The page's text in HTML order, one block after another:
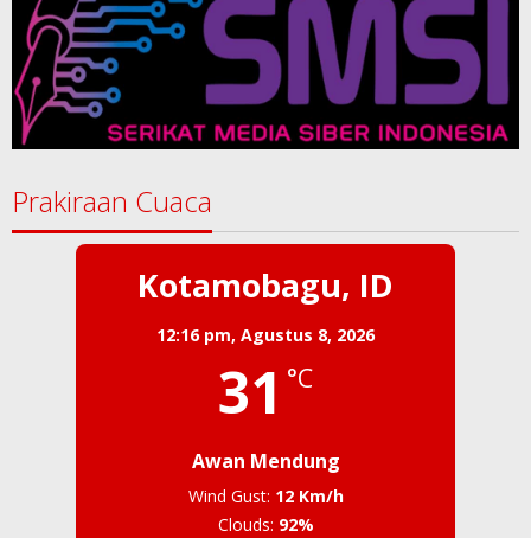
Prakiraan Cuaca
Kotamobagu, ID
12:16 pm, Agustus 8, 2026
31 °C
Awan Mendung
Wind Gust: 12 Km/h
Clouds: 92%